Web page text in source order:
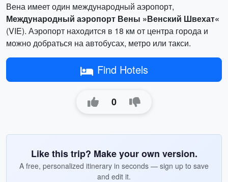
Вена имеет один международный аэропорт,
Международный аэропорт Вены »Венский Швехат«
(VIE). Аэропорт находится в 18 км от центра города и
можно добраться на автобусах, метро или такси.
Find Hotels
0
Like this trip? Make your own version.
A free, personalized itinerary in seconds — sign up to save
and edit it.